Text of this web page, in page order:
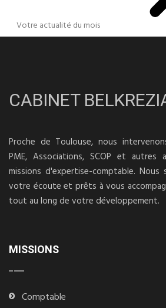
Votre actualité du mois
CABINET
Proche de Toulouse, nous
PME, Associations, SCOP et autres
missions d'expertise-comptable. Nous
votre écoute et prêts à vous
tout au long de votre développement.
MISSIONS
Comptable